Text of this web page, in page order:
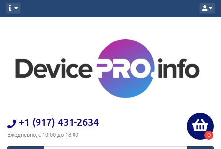
+1 (917) 431-2634
Ежедневно, с 10:00 до 18:00 0